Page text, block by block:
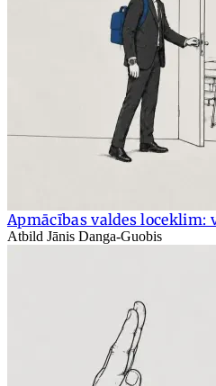
Apmācības valdes loceklim:
Atbild Jānis Danga-Guobis